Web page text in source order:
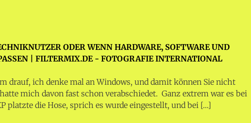
ODER WENN HARDWARE, SOFTWARE UND
| FILTERMIX.DE - FOTOGRAFIE INTERNATIONAL
drauf, ich denke mal an Windows, und damit können Sie nicht
mich davon fast schon verabschiedet. Ganz extrem war es bei
platzte die Hose, sprich es wurde eingestellt, und bei […]